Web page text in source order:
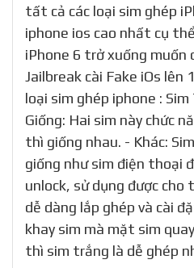
tất cả các loại sim ghép
iphone ios cao nhất cụ
iPhone 6 trở xuống muốn
Jailbreak cài Fake iOs lên
loại sim ghép iphone :
Giống: Hai sim này chức
thì giống nhau. - Khác:
giống như sim điện thoại
unlock, sử dụng được cho
dễ dàng lắp ghép và cài
khay sim mà mặt sim
thì sim trắng là dễ ghép